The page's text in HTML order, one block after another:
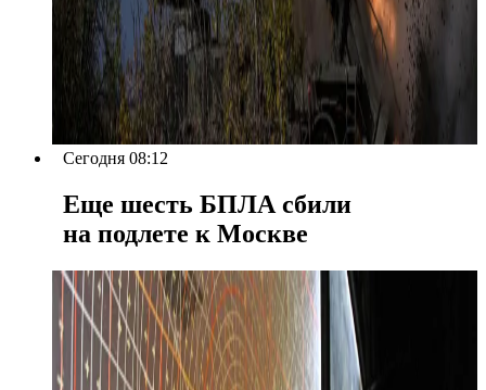
Сегодня 08:12
Еще шесть БПЛА сбили
на подлете к Москве